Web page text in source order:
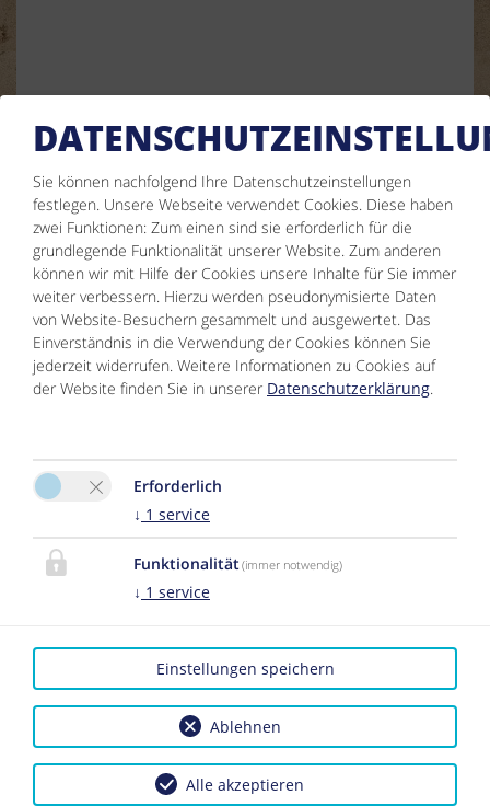
KONTAKT
Simone Ladner
Nederle 76
6555 Kappl
Tel. :0043 5445 6356
E-Mail: info@jaegerheim-kappl.at
Facebook
Bitte aktivieren Sie in den Cookie Einstellungen die
Darstellung
Cookie Einstellungen
Sie können nachfolgend Ihre Datenschutzeinstellungen
festlegen. Unsere Webseite verwendet Cookies. Diese haben
zwei Funktionen: Zum einen sind sie erforderlich für die
grundlegende Funktionalität unserer Website. Zum anderen
können wir mit Hilfe der Cookies unsere Inhalte für Sie immer
weiter verbessern. Hierzu werden pseudonymisierte Daten
von Website-Besuchern gesammelt und ausgewertet. Das
Einverständnis in die Verwendung der Cookies können Sie
jederzeit widerrufen. Weitere Informationen zu Cookies auf
der Website finden Sie in unserer Datenschutzerklärung.
Erforderlich
↓ 1 service
Funktionalität(immer notwendig)
↓ 1 service
Ablehnen
Einstellungen speichern
Alle akzeptieren